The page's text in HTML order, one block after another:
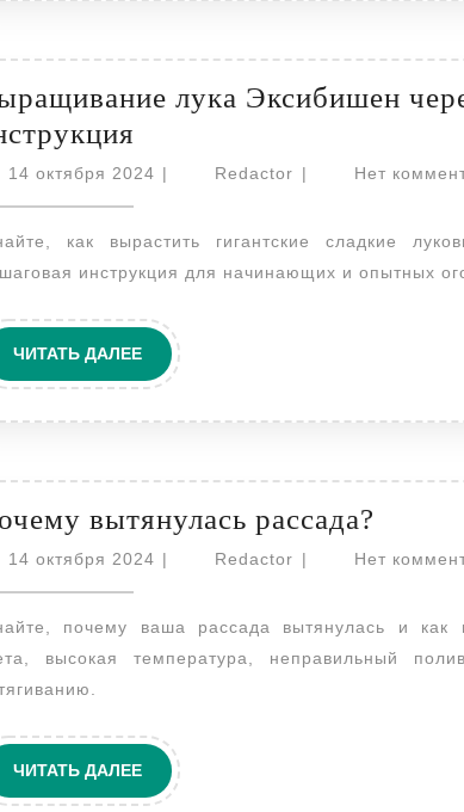
лука Эксибишен
лука
через
рассаду:
пошаговая
инструкция
14 октября 202414| Redactor Redactor
| Нет
инструкция для начинающих и опытных
ЧИТАТЬ ДАЛЕЕЧИТАТЬ
ДАЛЕЕ
вытянулась рассада?
14 октября 202414| Redactor Redactor
| Нет
высокая температура, неправильный
ЧИТАТЬ ДАЛЕЕЧИТАТЬ
ДАЛЕЕ